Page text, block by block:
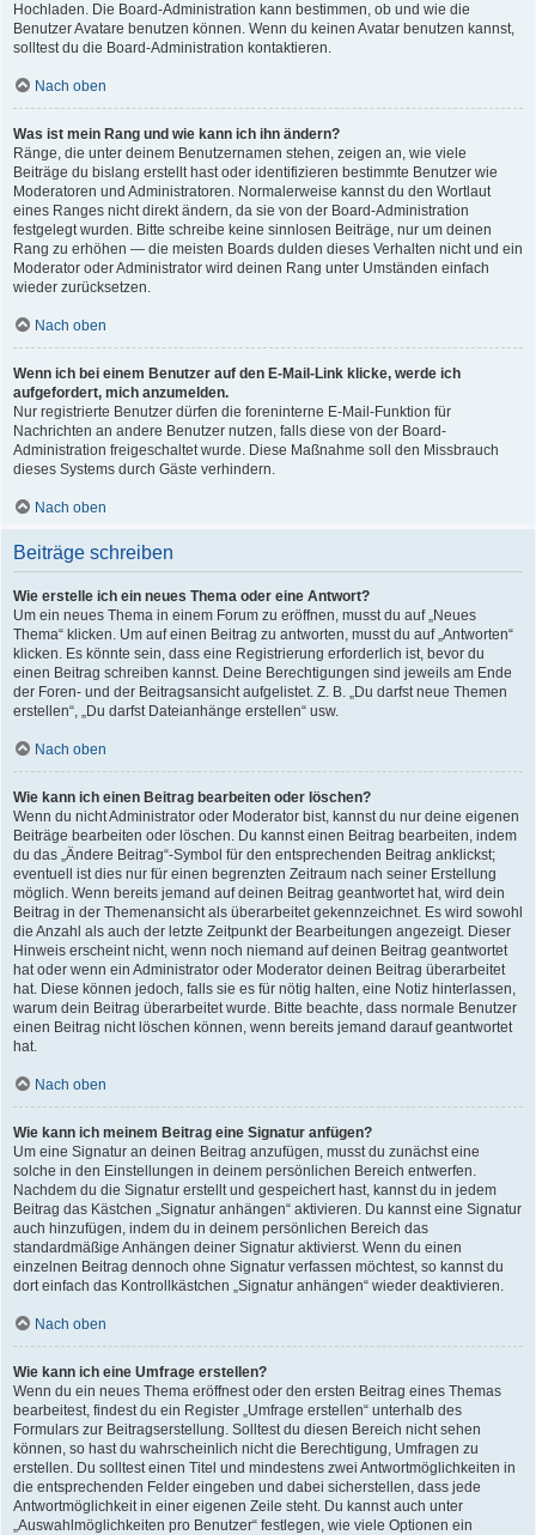
Hochladen. Die Board-Administration kann bestimmen, ob und wie die
Benutzer Avatare benutzen können. Wenn du keinen Avatar benutzen kannst,
solltest du die Board-Administration kontaktieren.
Nach oben
Was ist mein Rang und wie kann ich ihn ändern?
Ränge, die unter deinem Benutzernamen stehen, zeigen an, wie viele
Beiträge du bislang erstellt hast oder identifizieren bestimmte Benutzer wie
Moderatoren und Administratoren. Normalerweise kannst du den Wortlaut
eines Ranges nicht direkt ändern, da sie von der Board-Administration
festgelegt wurden. Bitte schreibe keine sinnlosen Beiträge, nur um deinen
Rang zu erhöhen — die meisten Boards dulden dieses Verhalten nicht und ein
Moderator oder Administrator wird deinen Rang unter Umständen einfach
wieder zurücksetzen.
Nach oben
Wenn ich bei einem Benutzer auf den E-Mail-Link klicke, werde ich
aufgefordert, mich anzumelden.
Nur registrierte Benutzer dürfen die foreninterne E-Mail-Funktion für
Nachrichten an andere Benutzer nutzen, falls diese von der Board-
Administration freigeschaltet wurde. Diese Maßnahme soll den Missbrauch
dieses Systems durch Gäste verhindern.
Nach oben
Beiträge schreiben
Wie erstelle ich ein neues Thema oder eine Antwort?
Um ein neues Thema in einem Forum zu eröffnen, musst du auf „Neues
Thema“ klicken. Um auf einen Beitrag zu antworten, musst du auf „Antworten“
klicken. Es könnte sein, dass eine Registrierung erforderlich ist, bevor du
einen Beitrag schreiben kannst. Deine Berechtigungen sind jeweils am Ende
der Foren- und der Beitragsansicht aufgelistet. Z. B. „Du darfst neue Themen
erstellen“, „Du darfst Dateianhänge erstellen“ usw.
Nach oben
Wie kann ich einen Beitrag bearbeiten oder löschen?
Wenn du nicht Administrator oder Moderator bist, kannst du nur deine eigenen
Beiträge bearbeiten oder löschen. Du kannst einen Beitrag bearbeiten, indem
du das „Ändere Beitrag“-Symbol für den entsprechenden Beitrag anklickst;
eventuell ist dies nur für einen begrenzten Zeitraum nach seiner Erstellung
möglich. Wenn bereits jemand auf deinen Beitrag geantwortet hat, wird dein
Beitrag in der Themenansicht als überarbeitet gekennzeichnet. Es wird sowohl
die Anzahl als auch der letzte Zeitpunkt der Bearbeitungen angezeigt. Dieser
Hinweis erscheint nicht, wenn noch niemand auf deinen Beitrag geantwortet
hat oder wenn ein Administrator oder Moderator deinen Beitrag überarbeitet
hat. Diese können jedoch, falls sie es für nötig halten, eine Notiz hinterlassen,
warum dein Beitrag überarbeitet wurde. Bitte beachte, dass normale Benutzer
einen Beitrag nicht löschen können, wenn bereits jemand darauf geantwortet
hat.
Nach oben
Wie kann ich meinem Beitrag eine Signatur anfügen?
Um eine Signatur an deinen Beitrag anzufügen, musst du zunächst eine
solche in den Einstellungen in deinem persönlichen Bereich entwerfen.
Nachdem du die Signatur erstellt und gespeichert hast, kannst du in jedem
Beitrag das Kästchen „Signatur anhängen“ aktivieren. Du kannst eine Signatur
auch hinzufügen, indem du in deinem persönlichen Bereich das
standardmäßige Anhängen deiner Signatur aktivierst. Wenn du einen
einzelnen Beitrag dennoch ohne Signatur verfassen möchtest, so kannst du
dort einfach das Kontrollkästchen „Signatur anhängen“ wieder deaktivieren.
Nach oben
Wie kann ich eine Umfrage erstellen?
Wenn du ein neues Thema eröffnest oder den ersten Beitrag eines Themas
bearbeitest, findest du ein Register „Umfrage erstellen“ unterhalb des
Formulars zur Beitragserstellung. Solltest du diesen Bereich nicht sehen
können, so hast du wahrscheinlich nicht die Berechtigung, Umfragen zu
erstellen. Du solltest einen Titel und mindestens zwei Antwortmöglichkeiten in
die entsprechenden Felder eingeben und dabei sicherstellen, dass jede
Antwortmöglichkeit in einer eigenen Zeile steht. Du kannst auch unter
„Auswahlmöglichkeiten pro Benutzer“ festlegen, wie viele Optionen ein